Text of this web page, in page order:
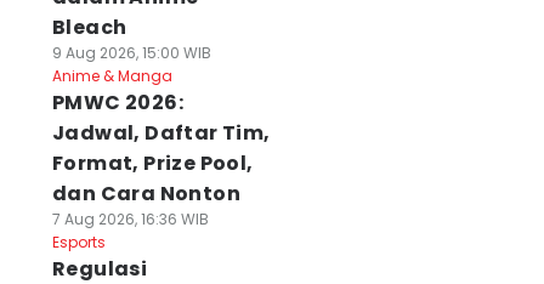
Bleach
9 Aug 2026, 15:00 WIB
Anime & Manga
PMWC 2026:
Jadwal, Daftar Tim,
Format, Prize Pool,
dan Cara Nonton
7 Aug 2026, 16:36 WIB
Esports
Regulasi